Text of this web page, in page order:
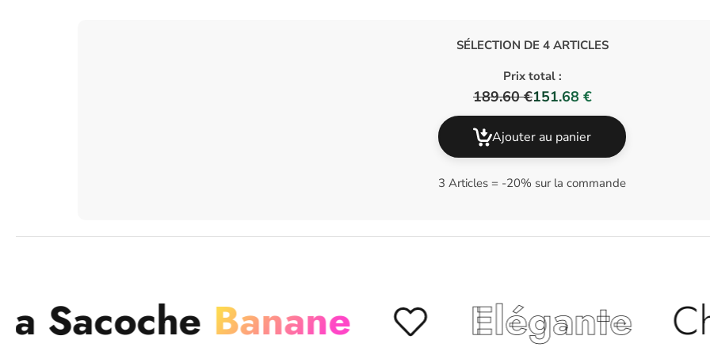
SÉLECTION DE 4 ARTICLES
Prix total :
189.60 €151.68 €
Ajouter au panier
3 Articles = -20% sur la commande
Banane Elégante Chic